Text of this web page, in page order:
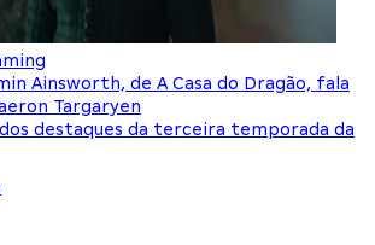
Ainsworth, de A Casa do Dragão, fala
Targaryen
destaques da terceira temporada da